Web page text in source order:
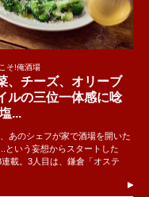
そ!俺酒場
、チーズ、オリーブ
ルの三位一体感に唸
...
あのシェフが家で酒場を開いた
という妄想からスタートした
連載。3人目は、鎌倉「オステ